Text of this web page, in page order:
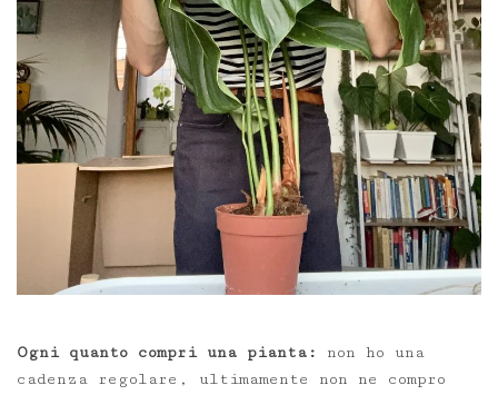
Ogni quanto compri una pianta:
non ho una
cadenza regolare, ultimamente non ne compro